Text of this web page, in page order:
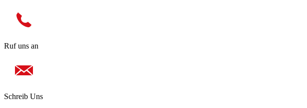
Ruf uns an
Schreib Uns